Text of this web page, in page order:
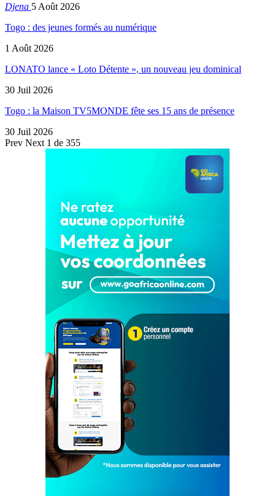
Djena 5 Août 2026
Togo : des jeunes formés au numérique
1 Août 2026
LONATO lance « Loto Détente », un nouveau jeu dominical
30 Juil 2026
Togo : la Maison TV5MONDE fête ses 15 ans de présence
30 Juil 2026
Prev Next 1 de 355